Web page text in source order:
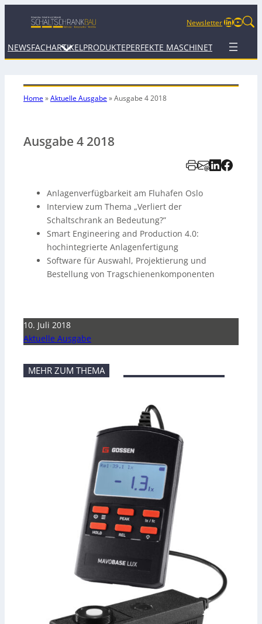
NewsletterLinkedIn
NEWSFACHARTIKEL PRODUKTEPERFEKTE MASCHINETERMINE
Home»Aktuelle Ausgabe»Ausgabe 4 2018
Ausgabe 4 2018
Anlagenverfügbarkeit am Fluhafen Oslo
Interview zum Thema „Verliert der
Schaltschrank an Bedeutung?”
Smart Engineering and Production 4.0:
hochintegrierte Anlagenfertigung
Software für Auswahl, Projektierung und
Bestellung von Tragschienenkomponenten
10. Juli 2018
Aktuelle Ausgabe
MEHR ZUM THEMA